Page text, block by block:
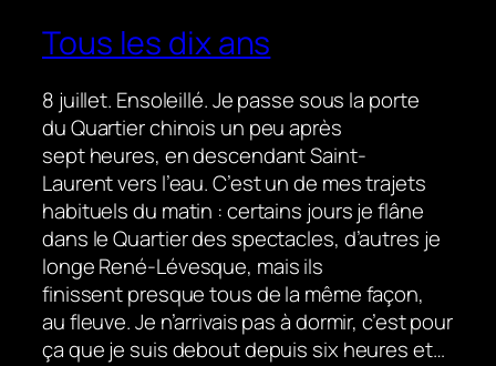
Tous les dix ans
8 juillet. Ensoleillé. Je passe sous la porte
du Quartier chinois un peu après
sept heures, en descendant Saint-
Laurent vers l’eau. C’est un de mes trajets
habituels du matin : certains jours je flâne
dans le Quartier des spectacles, d’autres je
longe René-Lévesque, mais ils
finissent presque tous de la même façon,
au fleuve. Je n’arrivais pas à dormir, c’est pour
ça que je suis debout depuis six heures et…